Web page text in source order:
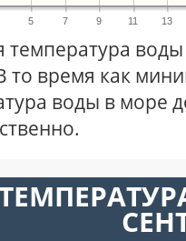
5 7 9 11 13
температура
то время как
воды в море